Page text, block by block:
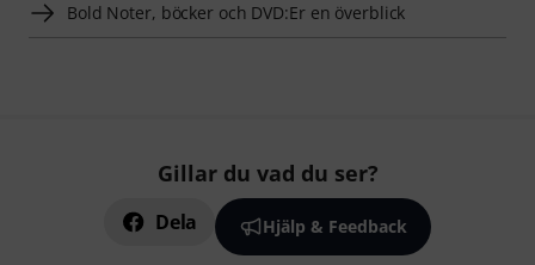
Bold Noter, böcker och DVD:Er en överblick
Gillar du vad du ser?
Dela Hjälp & Feedback